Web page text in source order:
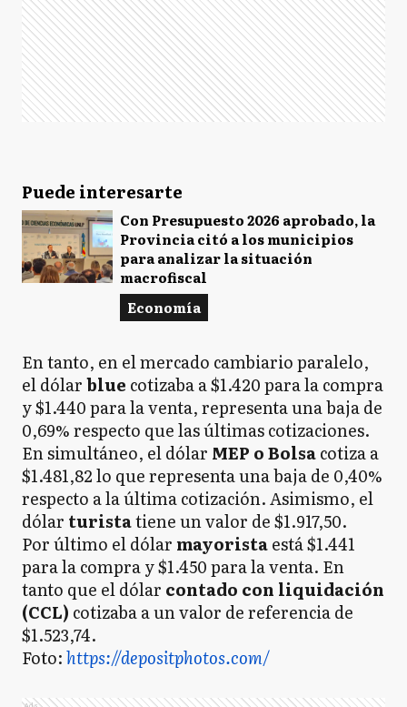
Puede interesarte
Con Presupuesto 2026 aprobado, la
Provincia citó a los municipios
para analizar la situación
macrofiscal
Economía
En tanto, en el mercado cambiario paralelo,
el dólarblue cotizaba a $1.420 para la compra
y $1.440 para la venta, representa una baja de
0,69% respecto que las últimas cotizaciones.
En simultáneo, el dólar MEP o Bolsacotiza a
$1.481,82 lo que representa una baja de 0,40%
respecto a la última cotización. Asimismo, el
dólar turistatiene un valor de $1.917,50.
Por último el dólar mayoristaestá $1.441
para la compra y $1.450 para la venta. En
tanto que el dólar contado con liquidación
(CCL) cotizaba a un valor de referencia de
$1.523,74.
Foto:https://depositphotos.com/
Ads